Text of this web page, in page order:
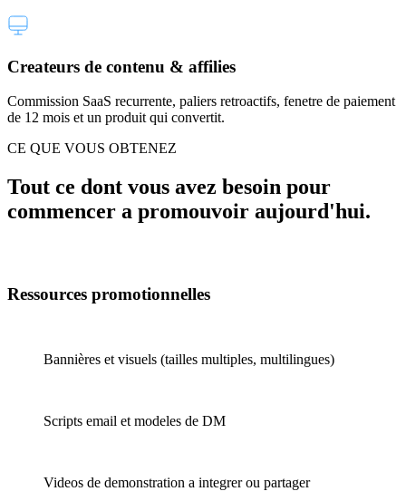
Createurs de contenu & affilies
Commission SaaS recurrente, paliers retroactifs, fenetre de paiement
de 12 mois et un produit qui convertit.
CE QUE VOUS OBTENEZ
Tout ce dont vous avez besoin pour
commencer a promouvoir aujourd'hui.
Ressources promotionnelles
Bannières et visuels (tailles multiples, multilingues)
Scripts email et modeles de DM
Videos de demonstration a integrer ou partager